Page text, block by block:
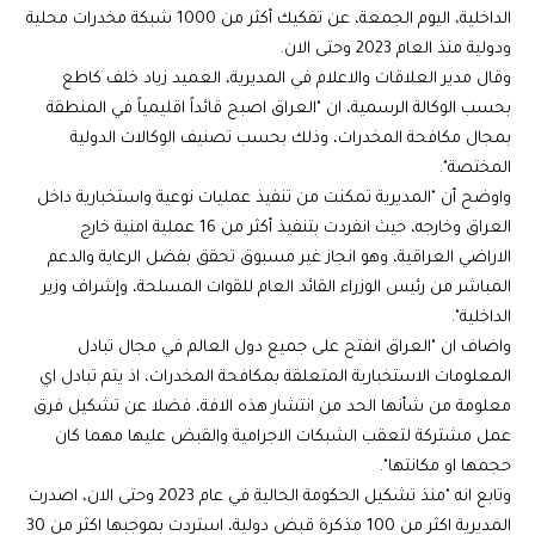
الداخلية، اليوم الجمعة، عن تفكيك أكثر من 1000 شبكة مخدرات محلية
ودولية منذ العام 2023 وحتى الان.
وقال مدير العلاقات والاعلام في المديرية، العميد زياد خلف كاطع
بحسب الوكالة الرسمية، ان "العراق اصبح قائداً اقليمياً في المنطقة
بمجال مكافحة المخدرات، وذلك بحسب تصنيف الوكالات الدولية
المختصة".
واوضح أن "المديرية تمكنت من تنفيذ عمليات نوعية واستخبارية داخل
العراق وخارجه، حيث انفردت بتنفيذ أكثر من 16 عملية امنية خارج
الاراضي العراقية، وهو انجاز غير مسبوق تحقق بفضل الرعاية والدعم
المباشر من رئيس الوزراء القائد العام للقوات المسلحة، وإشراف وزير
الداخلية".
واضاف ان "العراق انفتح على جميع دول العالم في مجال تبادل
المعلومات الاستخبارية المتعلقة بمكافحة المخدرات، اذ يتم تبادل اي
معلومة من شأنها الحد من انتشار هذه الافة، فضلا عن تشكيل فرق
عمل مشتركة لتعقب الشبكات الاجرامية والقبض عليها مهما كان
حجمها او مكانتها".
وتابع انه "منذ تشكيل الحكومة الحالية في عام 2023 وحتى الان، اصدرت
المديرية اكثر من 100 مذكرة قبض دولية، استردت بموجبها اكثر من 30